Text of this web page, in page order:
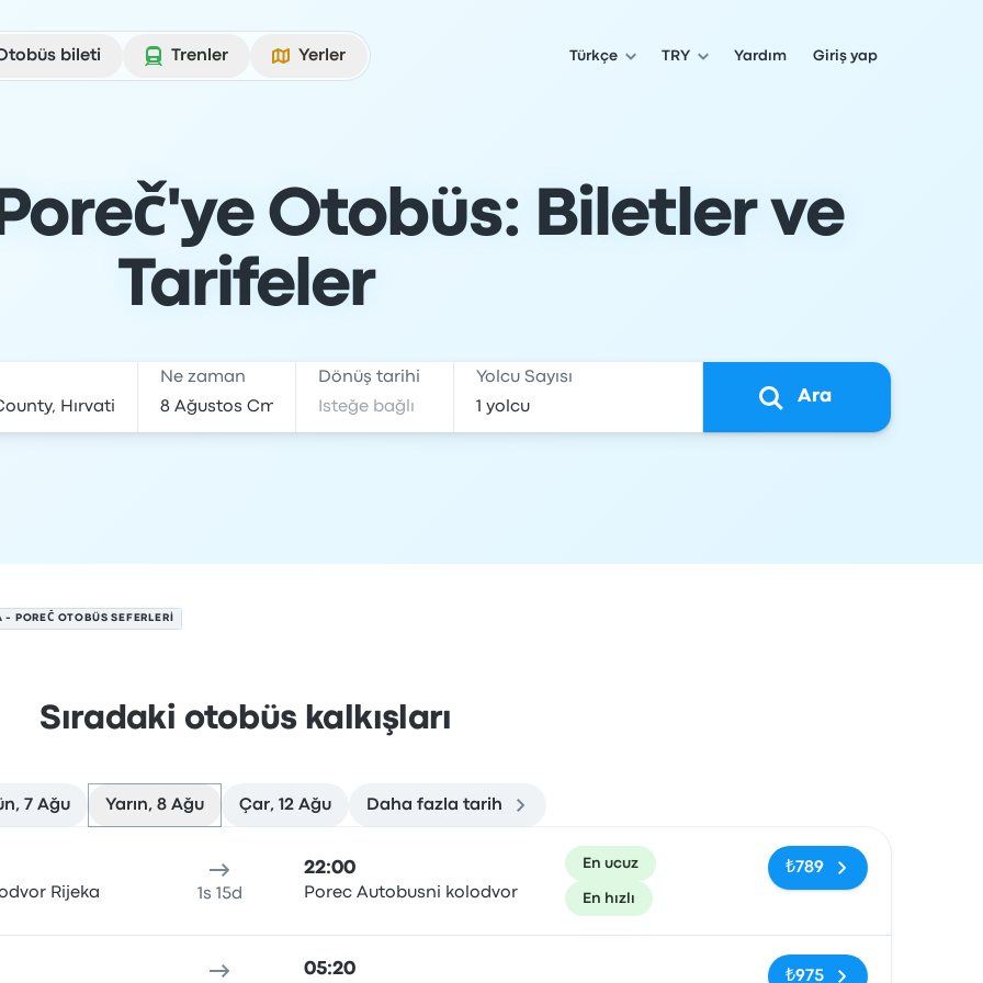
bileti
Trenler Yerler Türkçe TRY Yardım Giriş yap
Otobüs: Biletler ve
Tarifeler
Ne zaman Dönüş tarihi Yolcu Sayısı
Ara
- POREČ OTOBÜS SEFERLERI
Sıradaki otobüs kalkışları
7 Ağu Yarın, 8 Ağu Çar, 12 Ağu Daha fazla tarih
Rijeka 1s 15d
22:00
Porec Autobusni kolodvor
En ucuz
En hızlı
₺789
05:20 Etiketler yok
₺975